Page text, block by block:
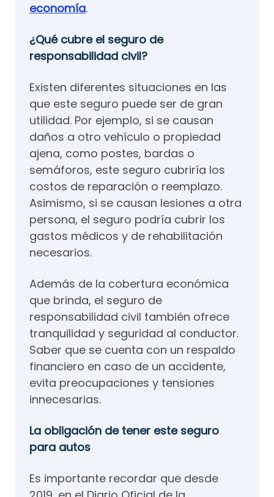
economía.
¿Qué cubre el seguro de
responsabilidad civil?
Existen diferentes situaciones en las
que este seguro puede ser de gran
utilidad. Por ejemplo, si se causan
daños a otro vehículo o propiedad
ajena, como postes, bardas o
semáforos, este seguro cubriría los
costos de reparación o reemplazo.
Asimismo, si se causan lesiones a otra
persona, el seguro podría cubrir los
gastos médicos y de rehabilitación
necesarios.
Además de la cobertura económica
que brinda, el seguro de
responsabilidad civil también ofrece
tranquilidad y seguridad al conductor.
Saber que se cuenta con un respaldo
financiero en caso de un accidente,
evita preocupaciones y tensiones
innecesarias.
La obligación de tener este seguro
para autos
Es importante recordar que desde